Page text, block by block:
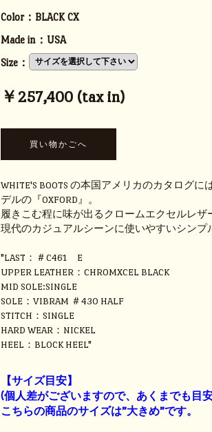
Color： BLACK CX
Made in： USA
Size：
￥257,400 (tax in)
WHITE'S BOOTS の本国アメリカのカタログに
デルの『OXFORD』。
履きこむ程に味が出るクロームエクセルレザ
現代のカジュアルシーンに使いやすいシンプ
"LAST：＃C461 E
UPPER LEATHER：CHROMXCEL BLACK
MID SOLE:SINGLE
SOLE：VIBRAM ＃430 HALF
STITCH：SINGLE
HARD WEAR：NICKEL
HEEL：BLOCK HEEL"
【サイズ目安】
(個人差がございますので、あくまでも目
こちらの商品のサイズは”大きめ”です。